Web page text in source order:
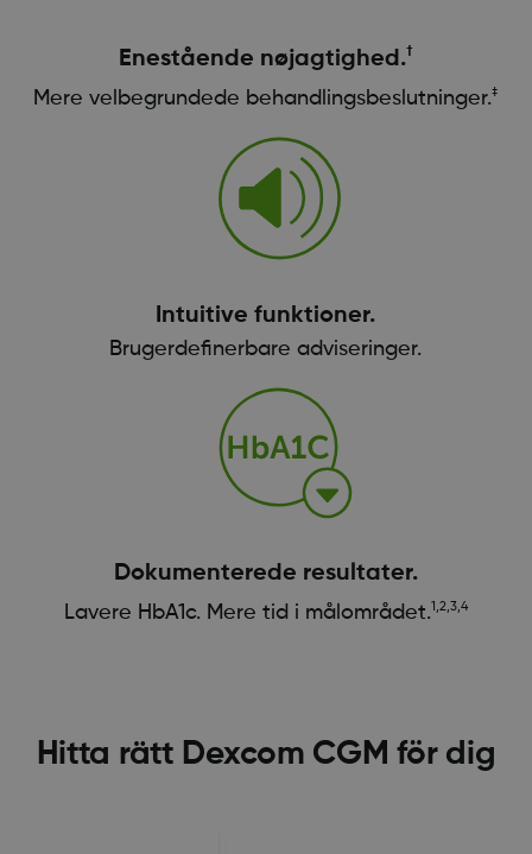
Enestående nøjagtighed.†
Mere velbegrundede behandlingsbeslutninger.‡
Intuitive funktioner.
Brugerdefinerbare adviseringer.
Dokumenterede resultater.
Lavere HbA1c. Mere tid i målområdet.1,2,3,4
Hitta rätt Dexcom CGM för dig